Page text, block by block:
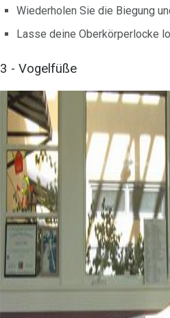
Wiederholen Sie die Biegung
Lasse deine Oberkörperlocke
3 - Vogelfüße